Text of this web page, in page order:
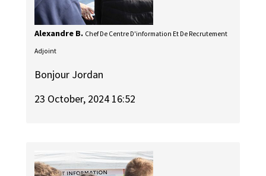
Alexandre B. Chef De Centre D'information Et De Recrutement
Adjoint
Bonjour Jordan
23 October, 2024 16:52